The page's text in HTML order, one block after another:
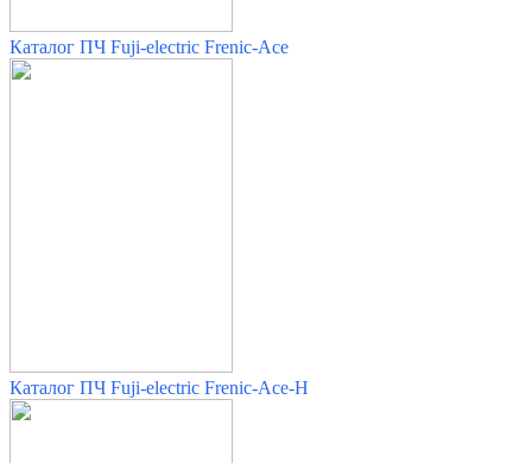
Каталог ПЧ Fuji-electric Frenic-Ace
Каталог ПЧ Fuji-electric Frenic-Ace-H